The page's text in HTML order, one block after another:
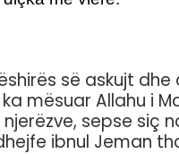
së askujt dhe
mësuar Allahu i
sepse siç
ibnul Jeman